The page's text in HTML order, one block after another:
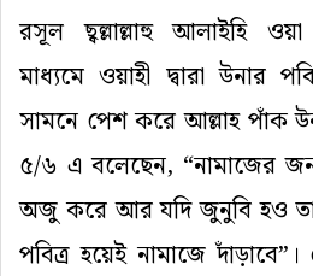
রসূল ছ্বল্লাল্লাহু আলাইহি
মাধ্যমে ওয়াহী দ্বারা উনার
সামনে পেশ করে আল্লাহ পাঁক
৫/৬ এ বলেছেন, “নামাজের
অজু করে আর যদি জুনুবি হও
পবিত্র হয়েই নামাজে